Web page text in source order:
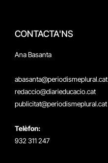
CONTACTA'NS
Ana Basanta
abasanta@periodismeplural.cat
redaccio@diarieducacio.cat
publicitat@periodismeplural.cat
Telèfon:
932 311 247